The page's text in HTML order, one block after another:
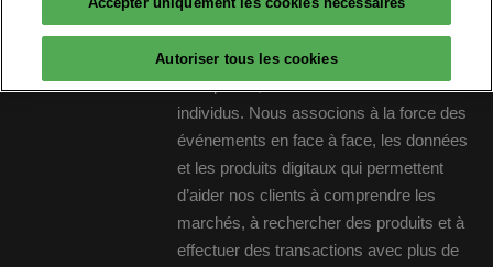
par RX, créateur de places de rencontres.
RX est au service du développement des
entreprises, des collectivités et des
individus. Nous associons à la force des
événements en face à face, les données
et les produits digitaux qui permettent
d’aider nos clients à comprendre les
marchés, à rechercher des produits et à
effectuer des transactions avec plus de
Autoriser tous les cookies